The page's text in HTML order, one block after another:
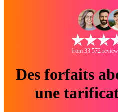
from 33 572
Des forfaits
une